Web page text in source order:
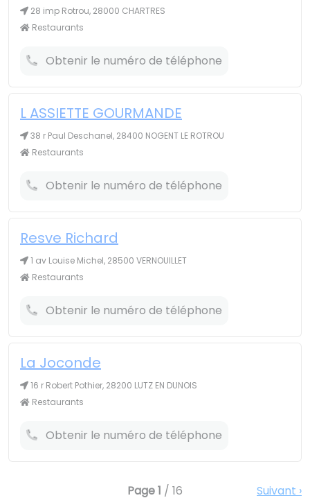
28 imp Rotrou, 28000 CHARTRES
Restaurants
Obtenir le numéro de téléphone
L ASSIETTE GOURMANDE
38 r Paul Deschanel, 28400 NOGENT LE ROTROU
Restaurants
Obtenir le numéro de téléphone
Resve Richard
1 av Louise Michel, 28500 VERNOUILLET
Restaurants
Obtenir le numéro de téléphone
La Joconde
16 r Robert Pothier, 28200 LUTZ EN DUNOIS
Restaurants
Obtenir le numéro de téléphone
Page1 / 16 Suivant